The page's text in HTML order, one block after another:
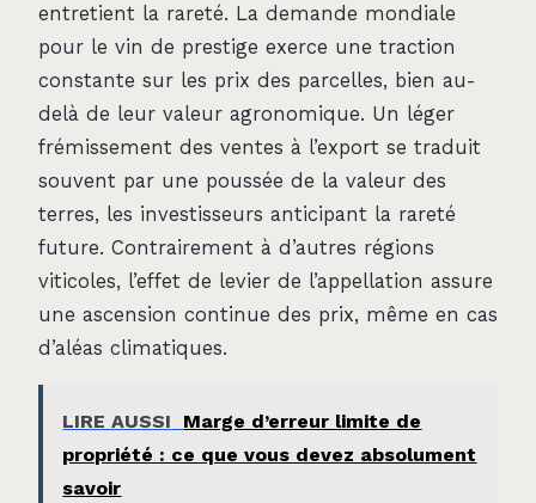
entretient la rareté. La demande mondiale
pour le vin de prestige exerce une traction
constante sur les prix des parcelles, bien au-
delà de leur valeur agronomique. Un léger
frémissement des ventes à l’export se traduit
souvent par une poussée de la valeur des
terres, les investisseurs anticipant la rareté
future. Contrairement à d’autres régions
viticoles, l’effet de levier de l’appellation assure
une ascension continue des prix, même en cas
d’aléas climatiques.
LIRE AUSSI
Marge d’erreur limite de
propriété : ce que vous devez absolument
savoir